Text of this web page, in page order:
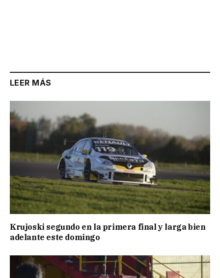
LEER MÁS
Krujoski segundo en la primera final y larga bien
adelante este domingo